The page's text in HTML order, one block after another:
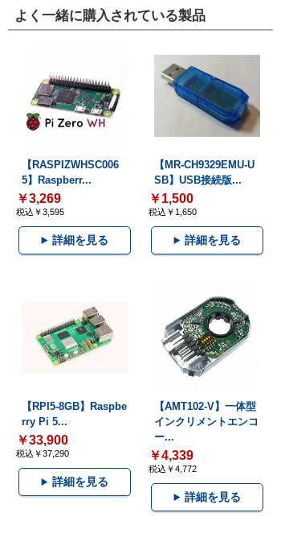
よく一緒に購入されている製品
【RASPIZWHSC006
5】Raspberr...
￥3,269
税込￥3,595
詳細を見る
【MR-CH9329EMU-U
SB】USB接続版...
￥1,500
税込￥1,650
詳細を見る
【RPI5-8GB】Raspbe
rry Pi 5...
￥33,900
税込￥37,290
詳細を見る
【AMT102-V】一体型
インクリメントエンコ
ー...
￥4,339
税込￥4,772
詳細を見る